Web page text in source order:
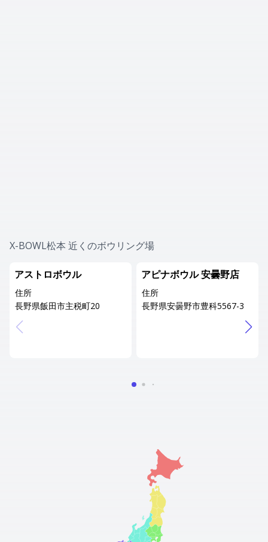
X-BOWL松本 近くのボウリング場
アストロボウル
住所
長野県飯田市主税町20
アピナボウル 安曇野店
住所
長野県安曇野市豊科5567-3